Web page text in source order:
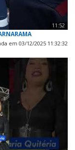
11:52
em 03/12/2025 11:32:32